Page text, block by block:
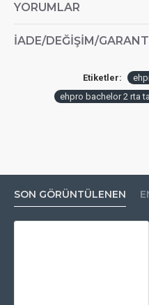
YORUMLAR
İADE/DEĞIŞIM/
Etiketler:
ehpro bachelor 2 rta
SON GÖRÜNTÜLENEN